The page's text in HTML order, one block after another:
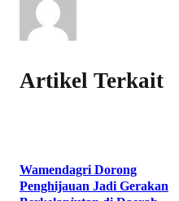
Artikel Terkait
Wamendagri Dorong
Penghijauan Jadi Gerakan